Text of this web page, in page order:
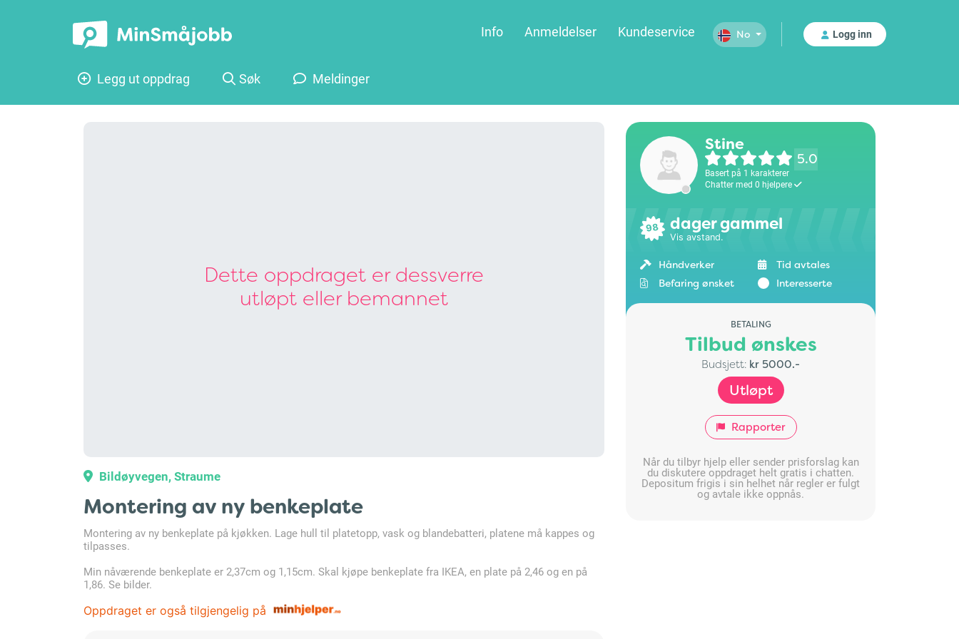
Info Anmeldelser Kundeservice No Logg inn
Legg ut oppdrag Søk Meldinger
Dette oppdraget er dessverre
utløpt eller bemannet
Bildøyvegen, Straume
Montering av ny benkeplate
Montering av ny benkeplate på kjøkken. Lage hull til platetopp, vask og blandebatteri, platene må kappes og
tilpasses.
Min nåværende benkeplate er 2,37cm og 1,15cm. Skal kjøpe benkeplate fra IKEA, en plate på 2,46 og en på
1,86. Se bilder.
Oppdraget er også tilgjengelig på
Stine
5.0
Basert på 1 karakterer
Chatter med 0 hjelpere
98 dager gammel
Vis avstand.
Håndverker
Tid avtales
Befaring ønsket
Interesserte
BETALING
Tilbud ønskes
Budsjett: kr 5000.-
Utløpt
Rapporter
Når du tilbyr hjelp eller sender prisforslag kan
du diskutere oppdraget helt gratis i chatten.
Depositum frigis i sin helhet når regler er fulgt
og avtale ikke oppnås.